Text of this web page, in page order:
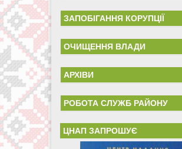
ЗАПОБІГАННЯ КОРУПЦІЇ
ОЧИЩЕННЯ ВЛАДИ
АРХІВИ
РОБОТА СЛУЖБ РАЙОНУ
ЦНАП ЗАПРОШУЄ